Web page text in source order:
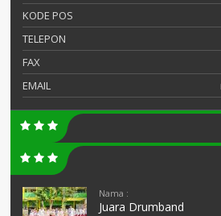
KODE POS
TELEPON
FAX
EMAIL
Nama :
Juara Drumband